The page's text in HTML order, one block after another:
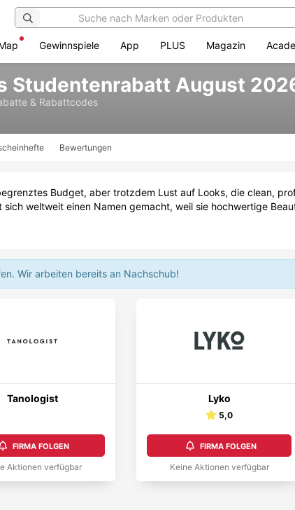
Gewinnspiele App PLUS Magazin
Studentenrabatt August
& Rabattcodes
Bewertungen
Budget, aber trotzdem Lust auf Looks, die clean,
sich weltweit einen Namen gemacht, weil sie hochwertige
Wir arbeiten bereits an Nachschub!
Tanologist
FIRMA FOLGEN
Aktionen verfügbar
Lyko
5,0
FIRMA FOLGEN
Keine Aktionen verfügbar